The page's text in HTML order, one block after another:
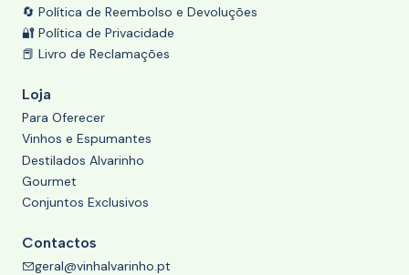
🔄 Política de Reembolso e Devoluções
🔐 Política de Privacidade
📕 Livro de Reclamações
Loja
Para Oferecer
Vinhos e Espumantes
Destilados Alvarinho
Gourmet
Conjuntos Exclusivos
Contactos
geral@vinhalvarinho.pt